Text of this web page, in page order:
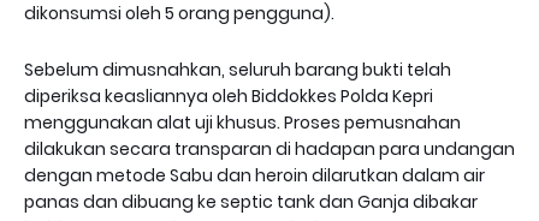
dikonsumsi oleh 5 orang pengguna).
Sebelum dimusnahkan, seluruh barang bukti telah
diperiksa keasliannya oleh Biddokkes Polda Kepri
menggunakan alat uji khusus. Proses pemusnahan
dilakukan secara transparan di hadapan para undangan
dengan metode Sabu dan heroin dilarutkan dalam air
panas dan dibuang ke septic tank dan Ganja dibakar